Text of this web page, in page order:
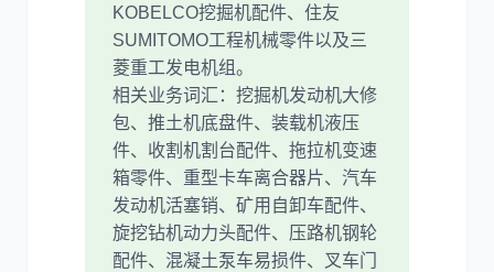
KOBELCO挖掘机配件、住友
SUMITOMO工程机械零件以及三
菱重工发电机组。
相关业务词汇：挖掘机发动机大修
包、推土机底盘件、装载机液压
件、收割机割台配件、拖拉机变速
箱零件、重型卡车离合器片、汽车
发动机活塞销、矿用自卸车配件、
旋挖钻机动力头配件、压路机钢轮
配件、混凝土泵车易损件、叉车门